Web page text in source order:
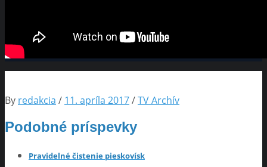
By redakcia / 11. apríla 2017/TV Archív
Podobné príspevky
Pravidelné čistenie pieskovísk